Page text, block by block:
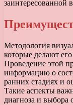
заинтересованной
Методология
которые делают
Проведение этой
информацию о
ранних стадиях и
Такие аспекты
диагноза и выбора